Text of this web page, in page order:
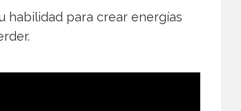
habilidad para crear energías